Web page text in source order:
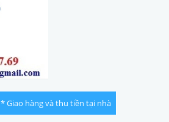
* Giao hàng và thu tiền tại nhà